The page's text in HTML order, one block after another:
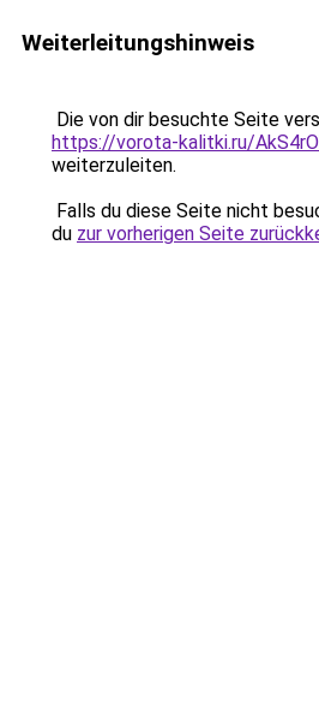
Weiterleitungshinweis
Die von dir besuchte Seite
https://vorota-kalitki.ru/
weiterzuleiten.
Falls du diese Seite nicht
du zur vorherigen Seite